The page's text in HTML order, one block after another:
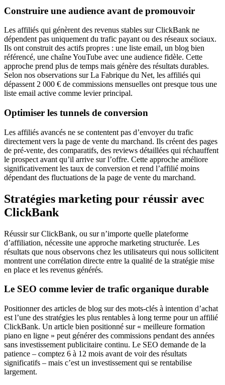
Construire une audience avant de promouvoir
Les affiliés qui génèrent des revenus stables sur ClickBank ne
dépendent pas uniquement du trafic payant ou des réseaux sociaux.
Ils ont construit des actifs propres : une liste email, un blog bien
référencé, une chaîne YouTube avec une audience fidèle. Cette
approche prend plus de temps mais génère des résultats durables.
Selon nos observations sur La Fabrique du Net, les affiliés qui
dépassent 2 000 € de commissions mensuelles ont presque tous une
liste email active comme levier principal.
Optimiser les tunnels de conversion
Les affiliés avancés ne se contentent pas d’envoyer du trafic
directement vers la page de vente du marchand. Ils créent des pages
de pré-vente, des comparatifs, des reviews détaillées qui réchauffent
le prospect avant qu’il arrive sur l’offre. Cette approche améliore
significativement les taux de conversion et rend l’affilié moins
dépendant des fluctuations de la page de vente du marchand.
Stratégies marketing pour réussir avec
ClickBank
Réussir sur ClickBank, ou sur n’importe quelle plateforme
d’affiliation, nécessite une approche marketing structurée. Les
résultats que nous observons chez les utilisateurs qui nous sollicitent
montrent une corrélation directe entre la qualité de la stratégie mise
en place et les revenus générés.
Le SEO comme levier de trafic organique durable
Positionner des articles de blog sur des mots-clés à intention d’achat
est l’une des stratégies les plus rentables à long terme pour un affilié
ClickBank. Un article bien positionné sur « meilleure formation
piano en ligne » peut générer des commissions pendant des années
sans investissement publicitaire continu. Le SEO demande de la
patience – comptez 6 à 12 mois avant de voir des résultats
significatifs – mais c’est un investissement qui se rentabilise
largement.